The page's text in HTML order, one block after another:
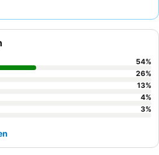
met een
54%
26%
13%
4%
3%